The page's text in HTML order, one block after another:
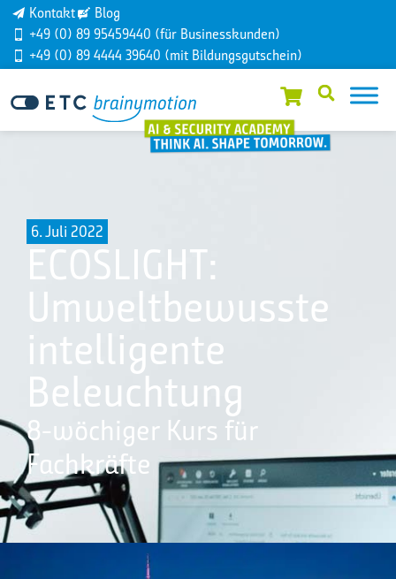
Kontakt
Blog
+49 (0) 89 95459440 (für Businesskunden)
+49 (0) 89 4444 39640 (mit Bildungsgutschein)
6. Juli 2022
ECOSLIGHT:
Umweltbewusste
intelligente
Beleuchtung
8-wöchiger Kurs für
Fachkräfte